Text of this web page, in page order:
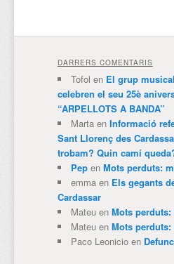
DARRERS COMENTARIS
Tofol en El grup
celebren el seu 25è
“ARPELLOTS A BANDA”
Martaen Informació
Sant Llorenç des
trobam? Quin camí
Pepen Mots perduts:
emmaen Els gegants
Cardassar
Mateuen Mots perduts:
Mateuen Mots perduts:
Paco Leonicioen